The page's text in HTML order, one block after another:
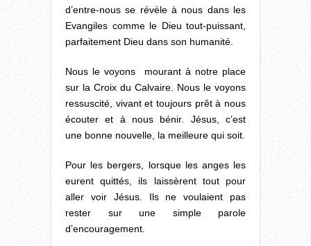
d’entre-nous se révèle à nous dans les
Evangiles comme le Dieu tout-puissant,
parfaitement Dieu dans son humanité.
Nous le voyons mourant à notre place
sur la Croix du Calvaire. Nous le voyons
ressuscité, vivant et toujours prêt à nous
écouter et à nous bénir. Jésus, c’est
une bonne nouvelle, la meilleure qui soit.
Pour les bergers, lorsque les anges les
eurent quittés, ils laissèrent tout pour
aller voir Jésus. Ils ne voulaient pas
rester sur une simple parole
d’encouragement.